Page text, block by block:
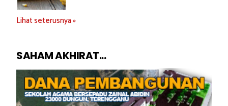
Lihat seterusnya »
SAHAM AKHIRAT...